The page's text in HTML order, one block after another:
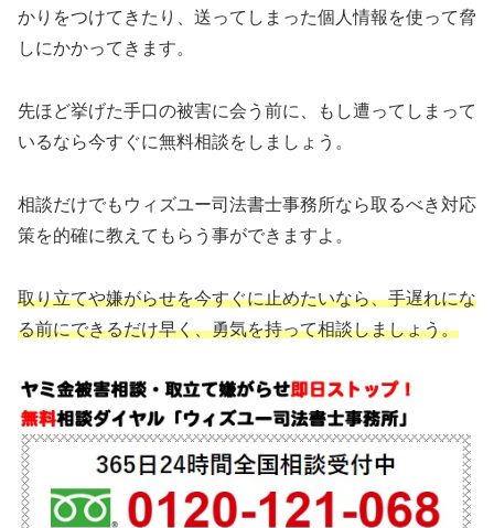
かりをつけてきたり、送ってしまった個人情報を使って脅
しにかかってきます。
先ほど挙げた手口の被害に会う前に、もし遭ってしまって
いるなら今すぐに無料相談をしましょう。
相談だけでもウィズユー司法書士事務所なら取るべき対応
策を的確に教えてもらう事ができますよ。
取り立てや嫌がらせを今すぐに止めたいなら、手遅れにな
る前にできるだけ早く、勇気を持って相談しましょう。